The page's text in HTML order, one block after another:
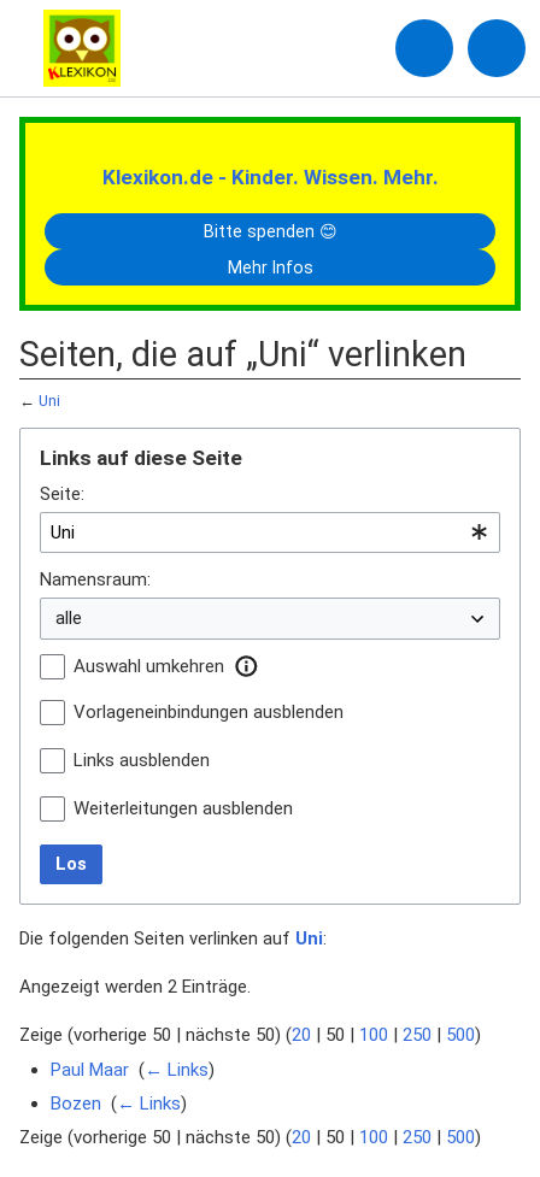
Klexikon.de - Kinder. Wissen. Mehr.
Bitte spenden 😊
Mehr Infos
Seiten, die auf „Uni“ verlinken
← Uni
Links auf diese Seite
Seite:
Namensraum:
Auswahl umkehren
Vorlageneinbindungen ausblenden
Links ausblenden
Weiterleitungen ausblenden
Los
Die folgenden Seiten verlinken auf Uni:
Angezeigt werden 2 Einträge.
Zeige (vorherige 50 nächste 50) (20 50 100 250 500)
Paul Maar‎ (← Links)
Bozen (← Links)
Zeige (vorherige 50 | nächste 50) (20 | 50 | 100 | 250 | 500)